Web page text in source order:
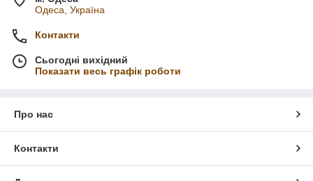
Одеса, Україна
Контакти
Сьогодні вихідний
Показати весь графік роботи
Про нас
Контакти